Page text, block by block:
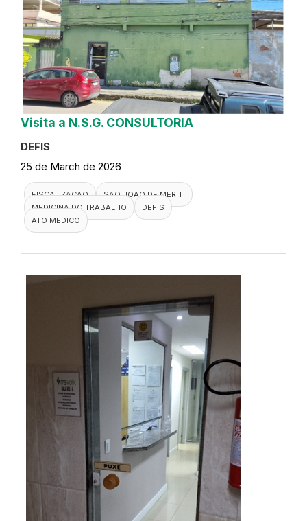
Visita a N.S.G. CONSULTORIA
DEFIS
25 de March de 2026
FISCALIZACAO
SAO JOAO DE MERITI
MEDICINA DO TRABALHO
DEFIS
ATO MEDICO